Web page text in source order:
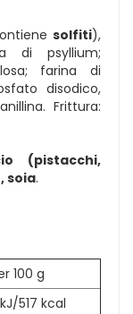
solfiti),
di psyllium;
farina di
disodico,
Frittura:
(pistacchi,
soia.
100 g
517 kcal